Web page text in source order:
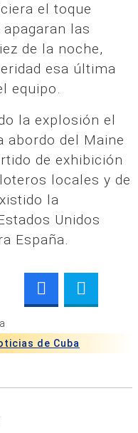
el toque
las
de la noche,
esa última
equipo.
la explosión el
abordo del Maine
de exhibición
locales y de
la
Unidos
España.
de Cuba